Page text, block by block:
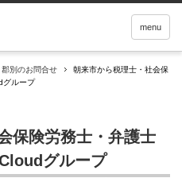
menu
郡別のお問合せ
朝来市から税理士・社会保
グループ
保険労務士・弁護士
グループ